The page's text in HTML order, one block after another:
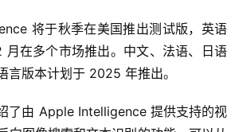
将于秋季在美国推出测试版，英语
月在多个市场推出。中文、法语、日语
言版本计划于 2025 年推出。
了由 Apple Intelligence 提供支持的视